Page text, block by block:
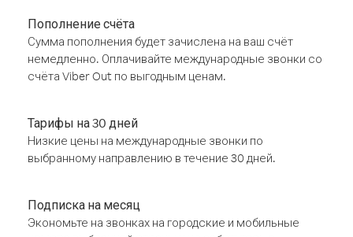
Пополнение счёта
Сумма пополнения будет зачислена на ваш счёт
немедленно. Оплачивайте международные звонки со
счёта Viber Out по выгодным ценам.
Тарифы на 30 дней
Низкие цены на международные звонки по
выбранному направлению в течение 30 дней.
Подписка на месяц
Экономьте на звонках на городские и мобильные